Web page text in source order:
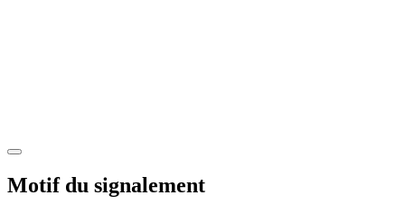
Motif du signalement